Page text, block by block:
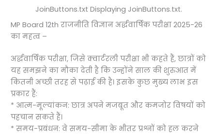
JoinButtons.txt Displaying JoinButtons.txt.
MP Board 12th राजनीति विज्ञान अर्द्धवार्षिक परीक्षा 2025-26
का महत्व –
अर्द्धवार्षिक परीक्षा, जिसे क्वार्टरली परीक्षा भी कहते हैं, छात्रों को
यह समझने का मौका देती है कि उन्होंने साल की शुरुआत में
कितनी अच्छी तरह से पढ़ाई की है। इसके कुछ मुख्य लाभ इस
प्रकार हैं:
* आत्म-मूल्यांकन: छात्र अपने मजबूत और कमजोर विषयों को
पहचान सकते हैं।
* समय-प्रबंधन: वे समय-सीमा के भीतर प्रश्नों को हल करने